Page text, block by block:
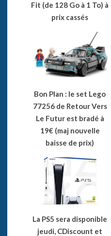
Fit (de 128 Go à 1 To) à
prix cassés
Bon Plan : le set Lego
77256 de Retour Vers
Le Futur est bradé à
19€ (maj nouvelle
baisse de prix)
La PS5 sera disponible
jeudi, CDiscount et